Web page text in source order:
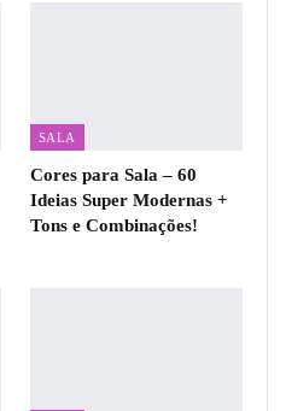
SALA
Cores para Sala – 60
Ideias Super Modernas +
Tons e Combinações!